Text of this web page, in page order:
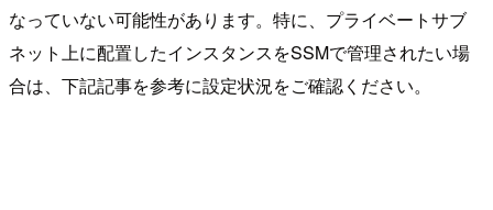
なっていない可能性があります。特に、プライベートサブ
ネット上に配置したインスタンスをSSMで管理されたい場
合は、下記記事を参考に設定状況をご確認ください。